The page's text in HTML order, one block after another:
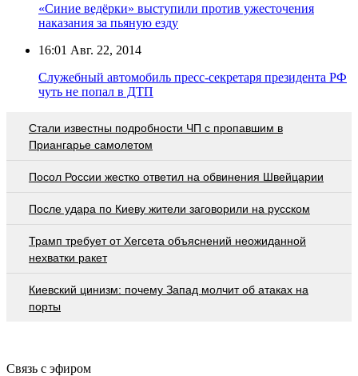
«Синие ведёрки» выступили против ужесточения
наказания за пьяную езду
16:01 Авг. 22, 2014
Служебный автомобиль пресс-секретаря президента РФ
чуть не попал в ДТП
Стали известны подробности ЧП с пропавшим в
Приангарье самолетом
Посол России жестко ответил на обвинения Швейцарии
После удара по Киеву жители заговорили на русском
Трамп требует от Хегсета объяснений неожиданной
нехватки ракет
Киевский цинизм: почему Запад молчит об атаках на
порты
Связь с эфиром